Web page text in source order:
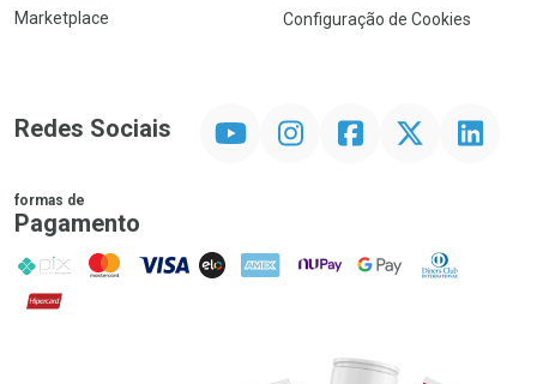
Marketplace
Configuração de Cookies
Redes Sociais InstagramFacebookTwitter Linkedin
formas de
Pagamento
PIX MasterCard
VISA ELO AMEX NuPay Google PayDiners Club
Hipercard
Promoção em Destaque